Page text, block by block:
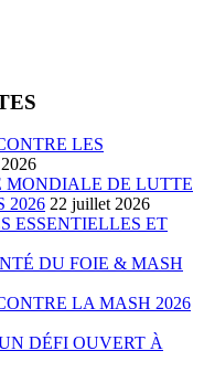
LES
MONDIALE DE LUTTE
2026 22 juillet 2026
ESSENTIELLES ET
DU FOIE & MASH
LA MASH 2026
DÉFI OUVERT À